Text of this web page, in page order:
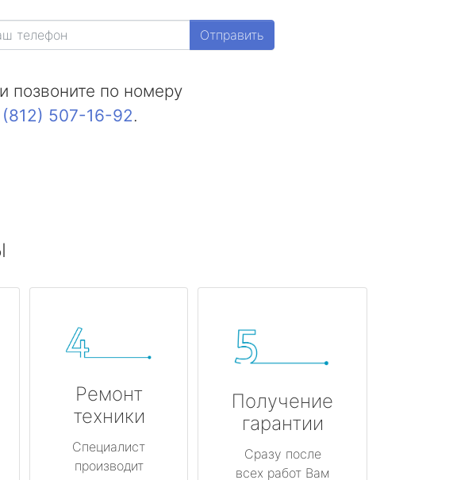
Отправить
позвоните по номеру
(812) 507-16-92.
Ремонт
техники
Специалист
производит
Получение
гарантии
Сразу после
всех работ Вам